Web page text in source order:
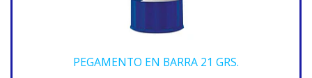
PEGAMENTO EN BARRA 21 GRS.